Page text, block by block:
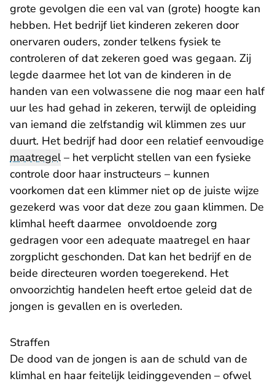
grote gevolgen die een val van (grote) hoogte kan
hebben. Het bedrijf liet kinderen zekeren door
onervaren ouders, zonder telkens fysiek te
controleren of dat zekeren goed was gegaan. Zij
legde daarmee het lot van de kinderen in de
handen van een volwassene die nog maar een half
uur les had gehad in zekeren, terwijl de opleiding
van iemand die zelfstandig wil klimmen zes uur
duurt. Het bedrijf had door een relatief eenvoudige
maatregel– het verplicht stellen van een fysieke
controle door haar instructeurs – kunnen
voorkomen dat een klimmer niet op de juiste wijze
gezekerd was voor dat deze zou gaan klimmen. De
klimhal heeft daarmee onvoldoende zorg
gedragen voor een adequate maatregel en haar
zorgplicht geschonden. Dat kan het bedrijf en de
beide directeuren worden toegerekend. Het
onvoorzichtig handelen heeft ertoe geleid dat de
jongen is gevallen en is overleden.
Straffen
De dood van de jongen is aan de schuld van de
klimhal en haar feitelijk leidinggevenden – ofwel